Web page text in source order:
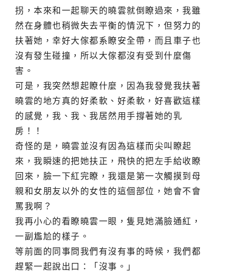
拐，本來和一起聊天的曉雲就倒瞭過來，我雖
然在身體也稍微失去平衡的情況下，但努力的
扶著她，幸好大傢都系瞭安全帶，而且車子也
沒有發生碰撞，所以大傢都沒有受到什麼傷
害。
可是，我突然想起瞭什麼，因為我發覺我扶著
曉雲的地方真的好柔軟、好柔軟，好喜歡這樣
的感覺，我、我、我居然用手撐著她的乳
房！！
奇怪的是，曉雲並沒有因為這樣而尖叫瞭起
來，我瞬速的把她扶正，飛快的把左手給收瞭
回來，臉一下紅完瞭，我還是第一次觸摸到母
親和女朋友以外的女性的這個部位，她會不會
罵我啊？
我再小心的看瞭曉雲一眼，隻見她滿臉通紅，
一副尷尬的樣子。
等前面的同事問我們有沒有事的時候，我們都
趕緊一起說出口：「沒事。」